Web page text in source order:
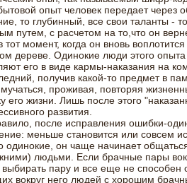
опыт человек передает через
то глубинный, все свои таланты -
путем, с расчетом на то,что он
тот момент, когда он вновь
дереве. Одинокие люди этого
его в виде кармы-наказания на
получив какой-то предмет в
проживая, повторяя
его жизни. Лишь после этого
развития.
после исправления ошибки-
меньше становится или совсем
одинокие, он чаще начинает
людьми. Если брачные пары
выбирать пару и все еще не
вокруг него людей с хорошим